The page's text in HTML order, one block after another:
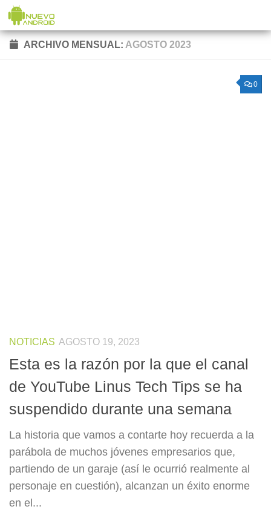
Saltar al contenido
ARCHIVO MENSUAL: AGOSTO 2023
0
NOTICIAS AGOSTO 19, 2023
Esta es la razón por la que el canal
de YouTube Linus Tech Tips se ha
suspendido durante una semana
La historia que vamos a contarte hoy recuerda a la
parábola de muchos jóvenes empresarios que,
partiendo de un garaje (así le ocurrió realmente al
personaje en cuestión), alcanzan un éxito enorme
en el...